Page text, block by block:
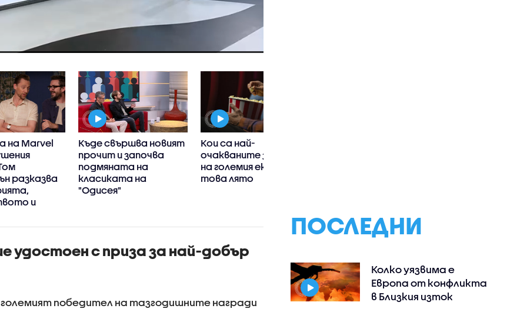
на Marvel
разказва
и
Къде свършва новият
прочит и започва
подмяната на
класиката на
"Одисея"
Кои са най-
очакваните заглавия
на големия екран
това лято
удостоен с приза за най-добър
победител на тазгодишните награди
ПОСЛЕДНИ
Колко уязвима е
Европа от конфликта
в Близкия изток